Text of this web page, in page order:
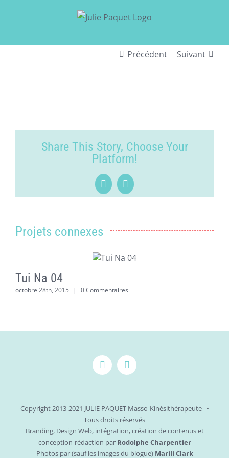
Précédent
Suivant
Image
Share This Story, Choose Your
Platform!
FacebookLinkedIn
Projets connexes
Tui Na 04
octobre 28th, 2015 | 0 Commentaires
Copyright 2013-2021 JULIE PAQUET Masso-Kinésithérapeute •
Tous droits réservés
Branding, Design Web, intégration, création de contenus et
conception-rédaction par Rodolphe Charpentier
Photos par (sauf les images du blogue) Marili Clark